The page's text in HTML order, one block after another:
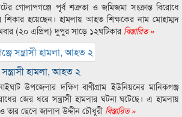
গোলাপগঞ্জে পূর্ব শত্রুতা ও জমিজমা সংক্রান্ত বিরোধে
শিকার হয়েছেন। হামলায় আহত শিক্ষকের নাম মোহাম্মদ
(২০ এপ্রিল) দুপুর সাড়ে ১২ঘটিকার বিস্তারিত »
হামলা, আহত ২
উপজেলার দক্ষিণ বাণীগ্রাম ইউনিয়নের মানিকগঞ্জ
জের ধরে সন্ত্রাসী হামলার ঘটনা ঘটেছে। এ হামলায়
ছেলে জালাল উদ্দীন চৌধুরীবিস্তারিত »